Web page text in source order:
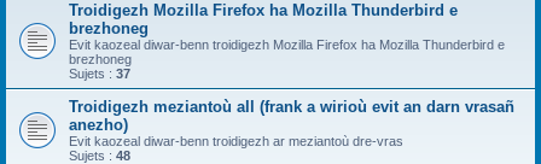
Troidigezh Mozilla Firefox ha Mozilla Thunderbird e
brezhoneg
Evit kaozeal diwar-benn troidigezh Mozilla Firefox ha Mozilla Thunderbird e
brezhoneg
Sujets : 37
Troidigezh meziantoù all (frank a wirioù evit an darn vrasañ
anezho)
Evit kaozeal diwar-benn troidigezh ar meziantoù dre-vras
Sujets : 48